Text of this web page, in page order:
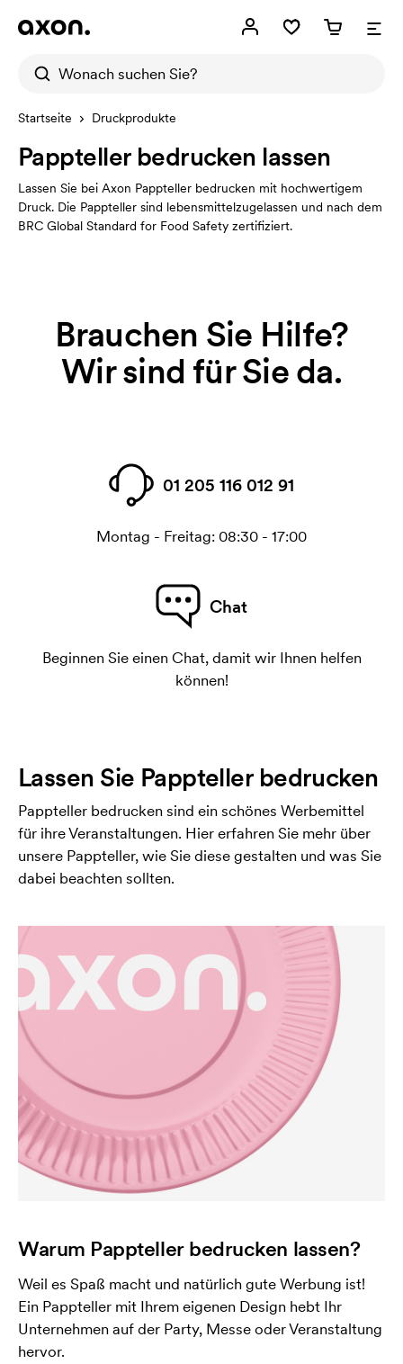
Startseite Druckprodukte
Pappteller bedrucken lassen
Lassen Sie bei Axon Pappteller bedrucken mit hochwertigem
Druck. Die Pappteller sind lebensmittelzugelassen und nach dem
BRC Global Standard for Food Safety zertifiziert.
Brauchen Sie Hilfe?
Wir sind für Sie da.
01 205 116 012 91
Montag - Freitag: 08:30 - 17:00
Chat
Beginnen Sie einen Chat, damit wir Ihnen helfen
können!
Lassen Sie Pappteller bedrucken
Pappteller bedrucken sind ein schönes Werbemittel
für ihre Veranstaltungen. Hier erfahren Sie mehr über
unsere Pappteller, wie Sie diese gestalten und was Sie
dabei beachten sollten.
Warum Pappteller bedrucken lassen?
Weil es Spaß macht und natürlich gute Werbung ist!
Ein Pappteller mit Ihrem eigenen Design hebt Ihr
Unternehmen auf der Party, Messe oder Veranstaltung
hervor.